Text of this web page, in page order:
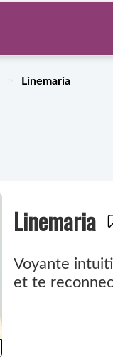
Linemaria
Linemaria
Voyante
et te